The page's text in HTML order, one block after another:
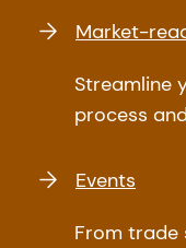
Market-
Streamline
process
Events
From trade